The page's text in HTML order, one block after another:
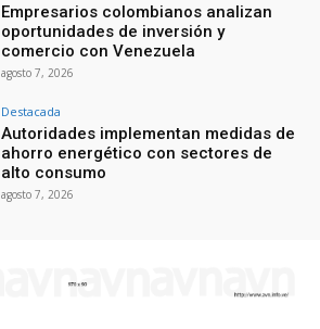
Empresarios colombianos analizan
oportunidades de inversión y
comercio con Venezuela
agosto 7, 2026
Destacada
Autoridades implementan medidas de
ahorro energético con sectores de
alto consumo
agosto 7, 2026